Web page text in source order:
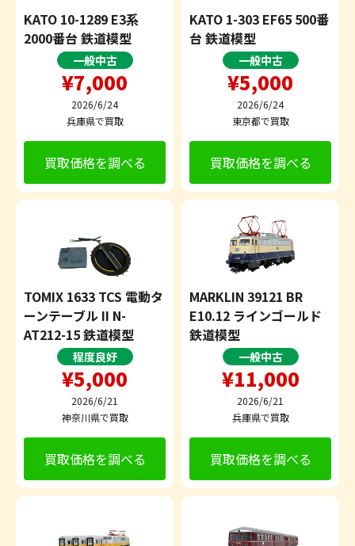
KATO 10-1289 E3系
2000番台 鉄道模型
一般中古
¥7,000
2026/6/24
兵庫県で買取
買取価格を調べる
KATO 1-303 EF65 500番
台 鉄道模型
一般中古
¥5,000
2026/6/24
東京都で買取
買取価格を調べる
TOMIX 1633 TCS 電動タ
ーンテーブル II N-
AT212-15 鉄道模型
程度良好
¥5,000
2026/6/21
神奈川県で買取
買取価格を調べる
MARKLIN 39121 BR
E10.12 ラインゴールド
鉄道模型
一般中古
¥11,000
2026/6/21
兵庫県で買取
買取価格を調べる